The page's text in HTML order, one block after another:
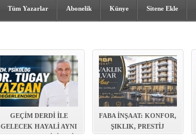
Tüm Yazarlar Abonelik Künye Sitene Ekle
GEÇİM DERDİ İLE
GELECEK HAYALİ AYNI
FABA İNŞAAT: KONFOR,
ŞIKLIK, PRESTİJ